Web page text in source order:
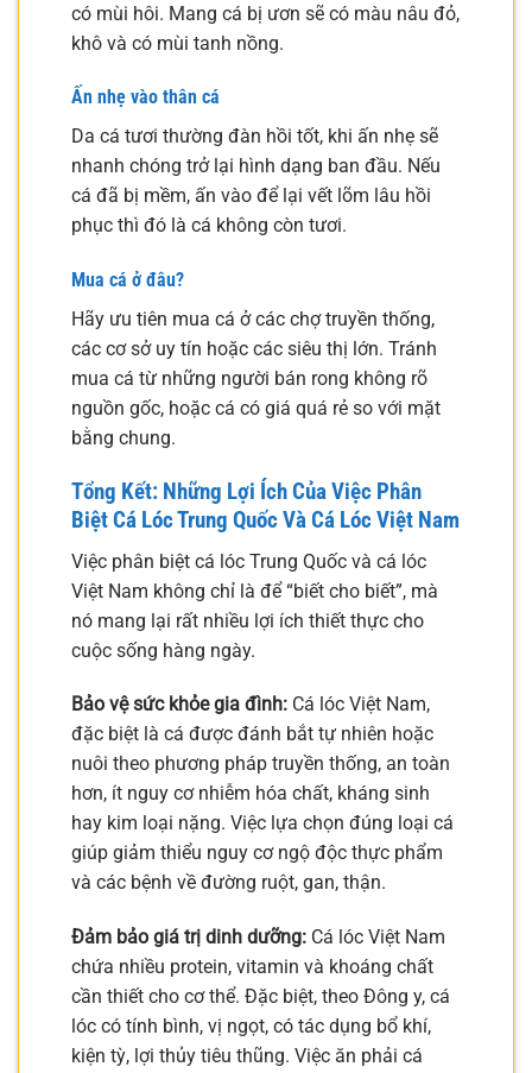
có mùi hôi. Mang cá bị ươn sẽ có màu nâu đỏ,
khô và có mùi tanh nồng.
Ấn nhẹ vào thân cá
Da cá tươi thường đàn hồi tốt, khi ấn nhẹ sẽ
nhanh chóng trở lại hình dạng ban đầu. Nếu
cá đã bị mềm, ấn vào để lại vết lõm lâu hồi
phục thì đó là cá không còn tươi.
Mua cá ở đâu?
Hãy ưu tiên mua cá ở các chợ truyền thống,
các cơ sở uy tín hoặc các siêu thị lớn. Tránh
mua cá từ những người bán rong không rõ
nguồn gốc, hoặc cá có giá quá rẻ so với mặt
bằng chung.
Tổng Kết: Những Lợi Ích Của Việc Phân
Biệt Cá Lóc Trung Quốc Và Cá Lóc Việt Nam
Việc phân biệt cá lóc Trung Quốc và cá lóc
Việt Nam không chỉ là để “biết cho biết”, mà
nó mang lại rất nhiều lợi ích thiết thực cho
cuộc sống hàng ngày.
Bảo vệ sức khỏe gia đình: Cá lóc Việt Nam,
đặc biệt là cá được đánh bắt tự nhiên hoặc
nuôi theo phương pháp truyền thống, an toàn
hơn, ít nguy cơ nhiễm hóa chất, kháng sinh
hay kim loại nặng. Việc lựa chọn đúng loại cá
giúp giảm thiểu nguy cơ ngộ độc thực phẩm
và các bệnh về đường ruột, gan, thận.
Đảm bảo giá trị dinh dưỡng: Cá lóc Việt Nam
chứa nhiều protein, vitamin và khoáng chất
cần thiết cho cơ thể. Đặc biệt, theo Đông y, cá
lóc có tính bình, vị ngọt, có tác dụng bổ khí,
kiện tỳ, lợi thủy tiêu thũng. Việc ăn phải cá